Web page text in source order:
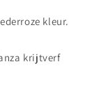
kleur.
krijtverf